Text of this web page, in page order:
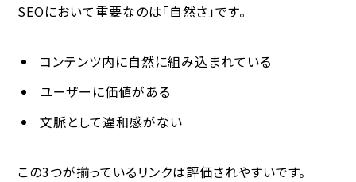
SEOにおいて重要なのは「自然さ」です。
コンテンツ内に自然に組み込まれている
ユーザーに価値がある
文脈として違和感がない
この3つが揃っているリンクは評価されやすいです。